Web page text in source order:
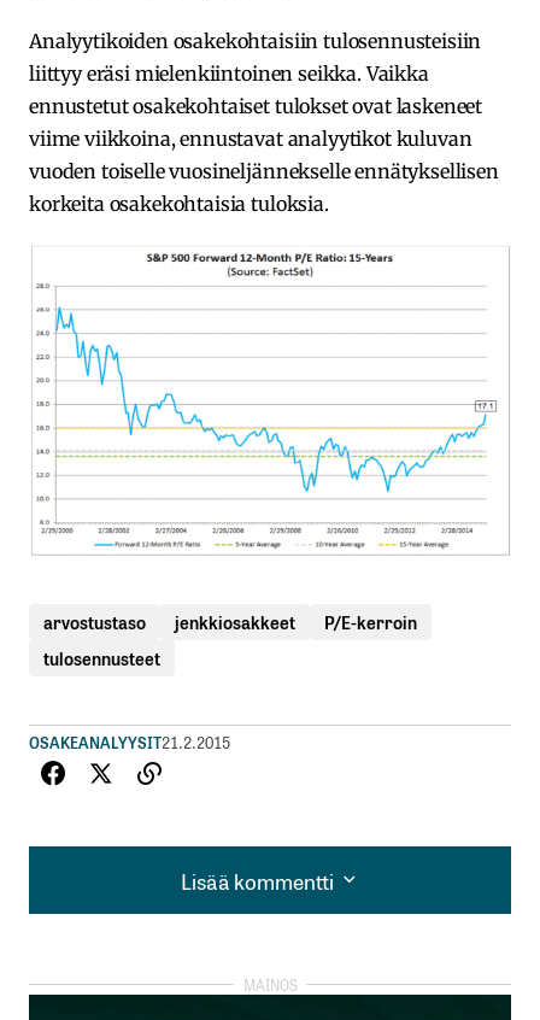
Analyytikoiden osakekohtaisiin tulosennusteisiin
liittyy eräsi mielenkiintoinen seikka. Vaikka
ennustetut osakekohtaiset tulokset ovat laskeneet
viime viikkoina, ennustavat analyytikot kuluvan
vuoden toiselle vuosineljännekselle ennätyksellisen
korkeita osakekohtaisia tuloksia.
arvostustaso jenkkiosakkeet
P/E-kerroin
tulosennusteet
OSAKEANALYYSIT21.2.2015
Lisää kommentti
Lisää kommentti
kirjautua